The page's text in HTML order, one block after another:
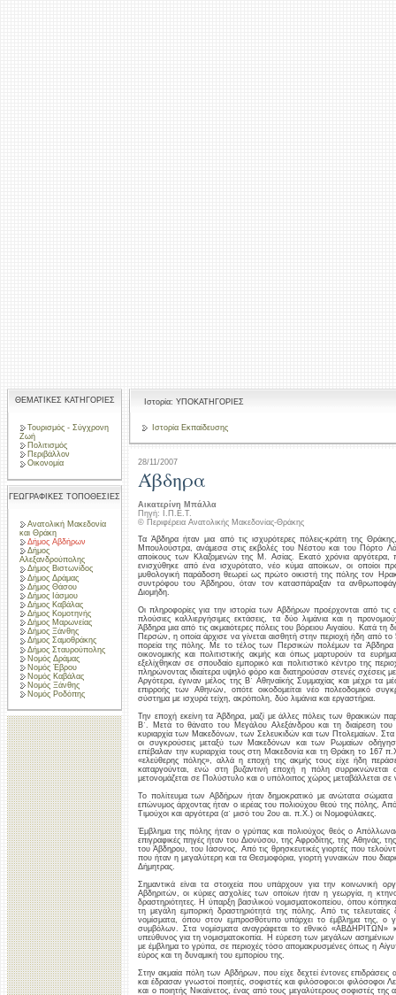
ΘΕΜΑΤΙΚΕΣ ΚΑΤΗΓΟΡΙΕΣ
Τουρισμός - Σύγχρονη
Ζωή
Πολιτισμός
Περιβάλλον
Οικονομία
ΓΕΩΓΡΑΦΙΚΕΣ ΤΟΠΟΘΕΣΙΕΣ
Ανατολική Μακεδονία
και Θράκη
Δήμος Αβδήρων
Δήμος
Αλεξανδρούπολης
Δήμος Βιστωνίδος
Δήμος Δράμας
Δήμος Θάσου
Δήμος Ιάσμου
Δήμος Καβάλας
Δήμος Κομοτηνής
Δήμος Μαρωνείας
Δήμος Ξάνθης
Δήμος Σαμοθράκης
Δήμος Σταυρούπολης
Νομός Δράμας
Νομός Έβρου
Νομός Καβάλας
Νομός Ξάνθης
Νομός Ροδόπης
Ιστορία: ΥΠΟΚΑΤΗΓΟΡΙΕΣ
Ιστορία Εκπαίδευσης
28/11/2007
Άβδηρα
Αικατερίνη Μπάλλα
Πηγή: Ι.Π.Ε.Τ.
© Περιφέρεια Ανατολικής Μακεδονίας-Θράκης
Τα Άβδηρα ήταν μια από τις ισχυρότερες πόλεις-κράτη της
Μπουλούστρα, ανάμεσα στις εκβολές του Νέστου και του Πόρτο
αποίκους των Κλαζομενών της Μ. Ασίας. Εκατό χρόνια
ενισχύθηκε από ένα ισχυρότατο, νέο κύμα αποίκων, οι οποίοι
μυθολογική παράδοση θεωρεί ως πρώτο οικιστή της πόλης τον
συντρόφου του Άβδηρου, όταν τον κατασπάραξαν τα
Διομήδη.
Οι πληροφορίες για την ιστορία των Αβδήρων προέρχονται από τις
πλούσιες καλλιεργήσιμες εκτάσεις, τα δύο λιμάνια και η
Άβδηρα μια από τις ακμαιότερες πόλεις του βόρειου Αιγαίου. Κατά
Περσών, η οποία άρχισε να γίνεται αισθητή στην περιοχή ήδη από
πορεία της πόλης. Με το τέλος των Περσικών πολέμων τα Άβδηρα
οικονομικής και πολιτιστικής ακμής και όπως μαρτυρούν τα
εξελίχθηκαν σε σπουδαίο εμπορικό και πολιτιστικό κέντρο της
πληρώνοντας ιδιαίτερα υψηλό φόρο και διατηρούσαν στενές σχέσεις
Αργότερα, έγιναν μέλος της Β΄ Αθηναϊκής Συμμαχίας και μέχρι
επιρροής των Αθηνών, οπότε οικοδομείται νέο πολεοδομικό
σύστημα με ισχυρά τείχη, ακρόπολη, δύο λιμάνια και εργαστήρια.
Την εποχή εκείνη τα Άβδηρα, μαζί με άλλες πόλεις των θρακικών
Β΄. Μετά το θάνατο του Μεγάλου Αλεξάνδρου και τη διαίρεση του
κυριαρχία των Μακεδόνων, των Σελευκιδών και των Πτολεμαίων.
οι συγκρούσεις μεταξύ των Μακεδόνων και των Ρωμαίων
επέβαλαν την κυριαρχία τους στη Μακεδονία και τη Θράκη το 167
«ελεύθερης πόλης», αλλά η εποχή της ακμής τους είχε ήδη
καταργούνται, ενώ στη βυζαντινή εποχή η πόλη
μετονομάζεται σε Πολύστυλο και ο υπόλοιπος χώρος μεταβάλλεται σε
Το πολίτευμα των Αβδήρων ήταν δημοκρατικό με ανώτατα σώματα
επώνυμος άρχοντας ήταν ο ιερέας του πολιούχου θεού της πόλης,
Τιμούχοι και αργότερα (α΄ μισό του 2ου αι. π.Χ.) οι Νομοφύλακες.
Έμβλημα της πόλης ήταν ο γρύπας και πολιούχος θεός ο
επιγραφικές πηγές ήταν του Διονύσου, της Αφροδίτης, της Αθηνάς,
του Άβδηρου, του Ιάσονος. Από τις θρησκευτικές γιορτές που
που ήταν η μεγαλύτερη και τα Θεσμοφόρια, γιορτή γυναικών που
Δήμητρας.
Σημαντικά είναι τα στοιχεία που υπάρχουν για την κοινωνική
Αβδηριτών, οι κύριες ασχολίες των οποίων ήταν η γεωργία, η
δραστηριότητες. Η ύπαρξη βασιλικού νομισματοκοπείου, όπου
τη μεγάλη εμπορική δραστηριότητά της πόλης. Από τις
νομίσματα, όπου στον εμπροσθότυπο υπάρχει το έμβλημα της, ο
συμβόλων. Στα νομίσματα αναγράφεται το εθνικό «ΑΒΔΗΡΙΤΩΝ»
υπεύθυνος για τη νομισματοκοπία. Η εύρεση των μεγάλων
με έμβλημα το γρύπα, σε περιοχές τόσο απομακρυσμένες όπως η
εύρος και τη δυναμική του εμπορίου της.
Στην ακμαία πόλη των Αβδήρων, που είχε δεχτεί έντονες
και έδρασαν γνωστοί ποιητές, σοφιστές και φιλόσοφοι:οι φιλόσοφοι
και ο ποιητής Νικαίνετος, ένας από τους μεγαλύτερους σοφιστές